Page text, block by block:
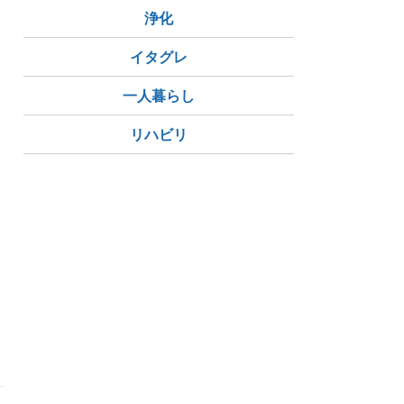
浄化
イタグレ
一人暮らし
リハビリ